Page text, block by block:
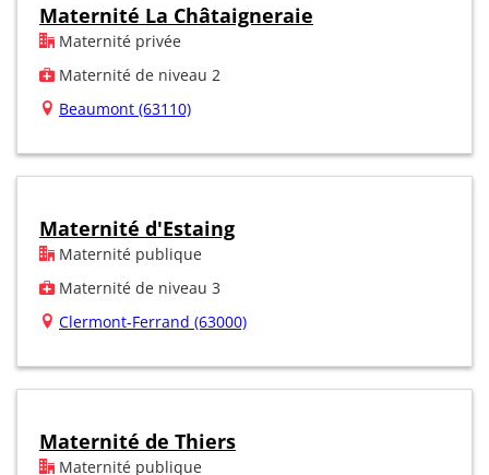
Maternité La Châtaigneraie
Maternité privée
Maternité de niveau 2
Beaumont (63110)
Maternité d'Estaing
Maternité publique
Maternité de niveau 3
Clermont-Ferrand (63000)
Maternité de Thiers
Maternité publique